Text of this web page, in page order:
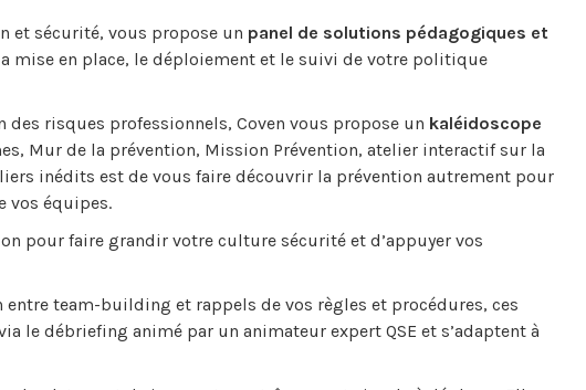
et sécurité, vous propose un panel de solutions pédagogiques et
mise en place, le déploiement et le suivi de votre politique
risques professionnels, Coven vous propose un kaléidoscope
Mur de la prévention, Mission Prévention, atelier interactif sur la
inédits est de vous faire découvrir la prévention autrement pour
vos équipes.
pour faire grandir votre culture sécurité et d’appuyer vos
team-building et rappels de vos règles et procédures, ces
le débriefing animé par un animateur expert QSE et s’adaptent à